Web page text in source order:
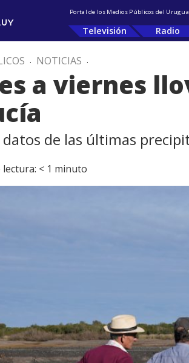
Portal de los Medios Públicos del
Televisión Radio
. NOTICIAS .
a viernes
de las últimas
< 1 minuto